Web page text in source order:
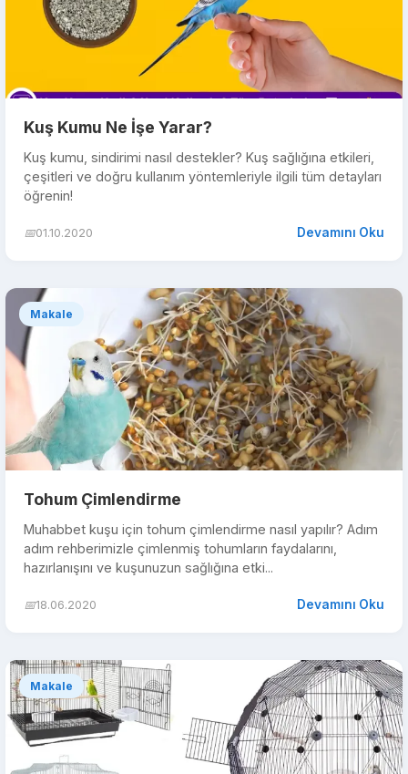
Kuş Kumu Ne İşe Yarar?
Kuş kumu, sindirimi nasıl destekler? Kuş sağlığına etkileri,
çeşitleri ve doğru kullanım yöntemleriyle ilgili tüm detayları
öğrenin!
📅01.10.2020 Devamını Oku
Makale
Tohum Çimlendirme
Muhabbet kuşu için tohum çimlendirme nasıl yapılır? Adım
adım rehberimizle çimlenmiş tohumların faydalarını,
hazırlanışını ve kuşunuzun sağlığına etki...
📅18.06.2020 Devamını Oku
Makale